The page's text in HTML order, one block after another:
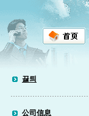
끓틔
公司信息